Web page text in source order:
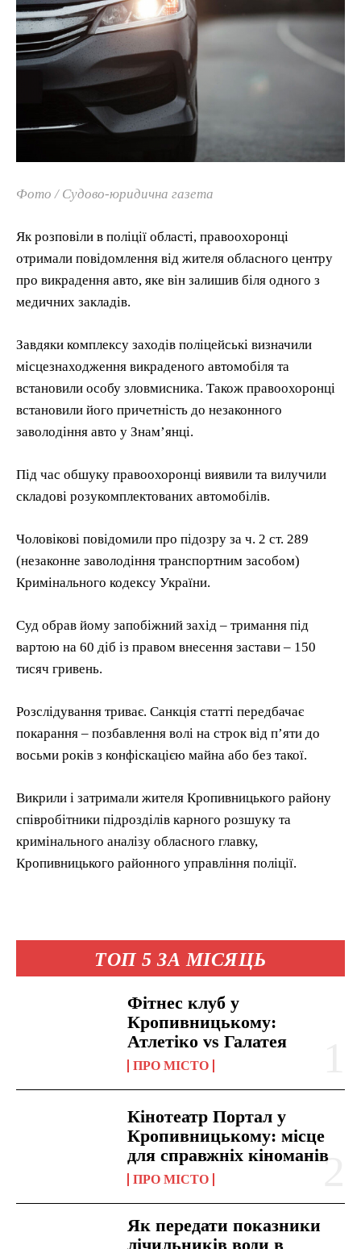
ТОП 5 ЗА МІСЯЦЬ
Фітнес клуб у
Кропивницькому:
Атлетіко vs Галатея
ПРО МІСТО
Кінотеатр Портал у
Кропивницькому: місце
для справжніх кіноманів
ПРО МІСТО
Як передати показники
лічильників води в
Фото / Судово-юридична газета
Як розповіли в поліції області, правоохоронці
отримали повідомлення від жителя обласного центру
про викрадення авто, яке він залишив біля одного з
медичних закладів.
Завдяки комплексу заходів поліцейські визначили
місцезнаходження викраденого автомобіля та
встановили особу зловмисника. Також правоохоронці
встановили його причетність до незаконного
заволодіння авто у Знам’янці.
Під час обшуку правоохоронці виявили та вилучили
складові розукомплектованих автомобілів.
Чоловікові повідомили про підозру за ч. 2 ст. 289
(незаконне заволодіння транспортним засобом)
Кримінального кодексу України.
Суд обрав йому запобіжний захід – тримання під
вартою на 60 діб із правом внесення застави – 150
тисяч гривень.
Розслідування триває. Санкція статті передбачає
покарання – позбавлення волі на строк від п’яти до
восьми років з конфіскацією майна або без такої.
Викрили і затримали жителя Кропивницького району
співробітники підрозділів карного розшуку та
кримінального аналізу обласного главку,
Кропивницького районного управління поліції.